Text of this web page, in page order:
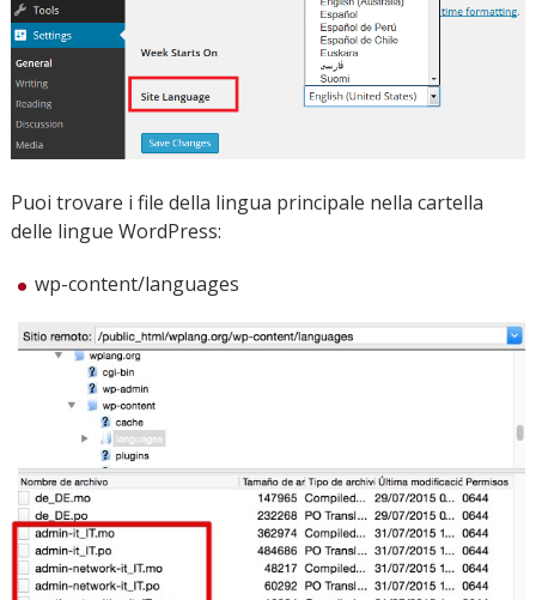
Puoi trovare i file della lingua principale nella cartella
delle lingue WordPress:
wp-content/languages